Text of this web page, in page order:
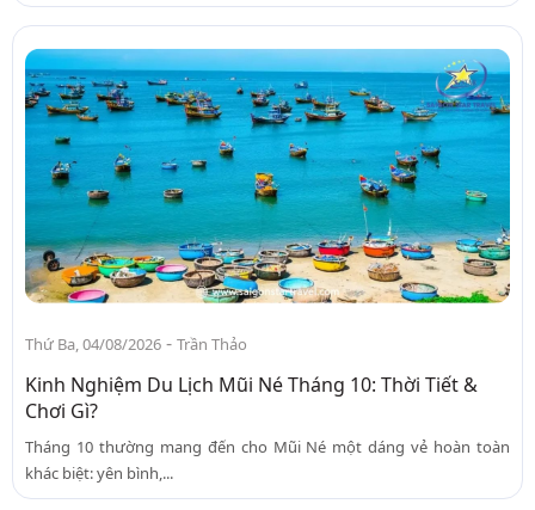
Thứ Ba, 04/08/2026 - Trần Thảo
Kinh Nghiệm Du Lịch Mũi Né Tháng 10: Thời Tiết &
Chơi Gì?
Tháng 10 thường mang đến cho Mũi Né một dáng vẻ hoàn toàn
khác biệt: yên bình,...